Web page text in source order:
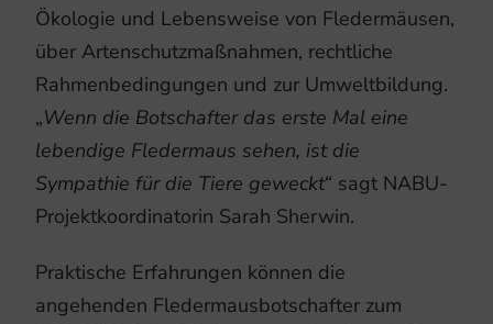
Ökologie und Lebensweise von Fledermäusen,
über Artenschutzmaßnahmen, rechtliche
Rahmenbedingungen und zur Umweltbildung.
„Wenn die Botschafter das erste Mal eine
lebendige Fledermaus sehen, ist die
Sympathie für die Tiere geweckt“ sagt NABU-
Projektkoordinatorin Sarah Sherwin.
Praktische Erfahrungen können die
angehenden Fledermausbotschafter zum